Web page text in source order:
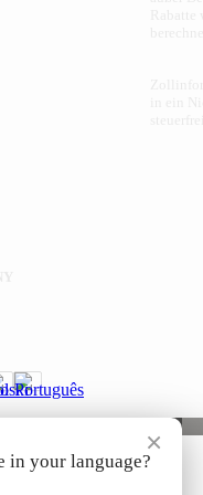
×
in your language?